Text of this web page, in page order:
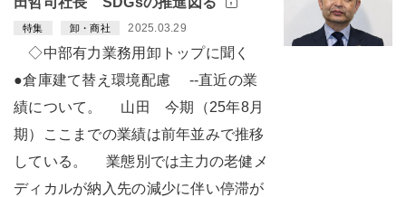
特集 卸・商社 2025.03.29
◇中部有力業務用卸トップに聞く
●倉庫建て替え環境配慮 --直近の業
績について。 山田 今期（25年8月
期）ここまでの業績は前年並みで推移
している。 業態別では主力の老健メ
ディカルが納入先の減少に伴い停滞が